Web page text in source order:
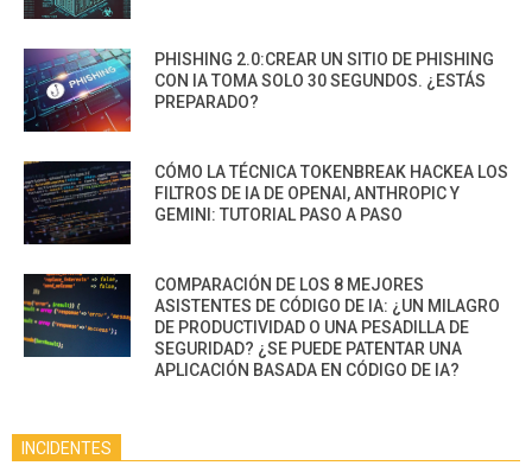
PHISHING 2.0:CREAR UN SITIO DE PHISHING
CON IA TOMA SOLO 30 SEGUNDOS. ¿ESTÁS
PREPARADO?
CÓMO LA TÉCNICA TOKENBREAK HACKEA LOS
FILTROS DE IA DE OPENAI, ANTHROPIC Y
GEMINI: TUTORIAL PASO A PASO
COMPARACIÓN DE LOS 8 MEJORES
ASISTENTES DE CÓDIGO DE IA: ¿UN MILAGRO
DE PRODUCTIVIDAD O UNA PESADILLA DE
SEGURIDAD? ¿SE PUEDE PATENTAR UNA
APLICACIÓN BASADA EN CÓDIGO DE IA?
INCIDENTES